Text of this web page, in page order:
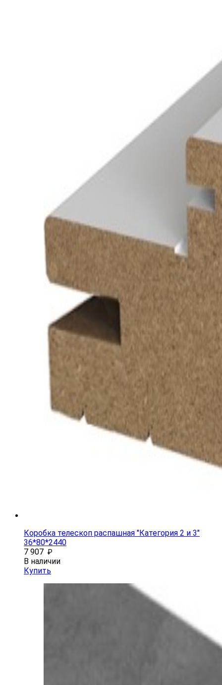
Коробка телескоп распашная "Категория 2 и 3"
36*80*2440
7 907 ₽
В наличии
Купить